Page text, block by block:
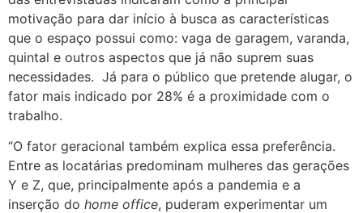
motivação para dar início à busca as características
que o espaço possui como: vaga de garagem, varanda,
quintal e outros aspectos que já não suprem suas
necessidades. Já para o público que pretende alugar, o
fator mais indicado por 28% é a proximidade com o
trabalho.
“O fator geracional também explica essa preferência.
Entre as locatárias predominam mulheres das gerações
Y e Z, que, principalmente após a pandemia e a
inserção do home office, puderam experimentar um